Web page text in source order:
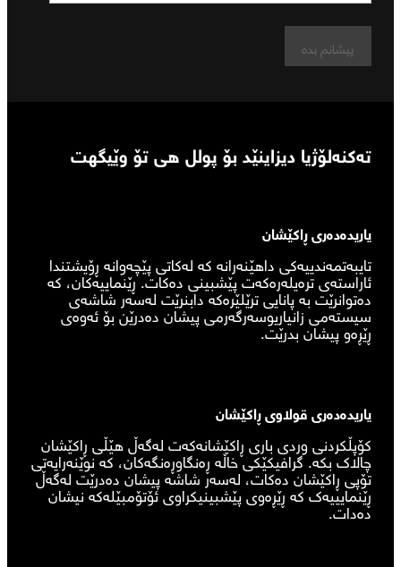
پیشانم بدە
تەکنەلۆژیا ديزاينێد بۆ پولل هی تۆ وێیگهت
‌یاریدەدەری ڕاکێشان
تایبەتمەندییەکی داهێنەرانە کە لەکاتی پێچەوانە ڕۆیشتندا
ئاراستەی ترەیلەرەکەت پێشبینی دەکات. ڕێنماییەکان، کە
دەتوانرێت بە پانایی ترێلێرەکە دابنرێت لەسەر شاشەی
سیستەمی زانیاریوسەرگەرمی پیشان دەدرێن بۆ ئەوەی
ڕێڕەو پیشان بدرێت.
یاریدەدەری قولاوی ڕاکێشان
کۆپڵکردنی وردی باری ڕاکێشانەکەت لەگەڵ هێڵی ڕاکێشان
چالاک بکە. گرافیکێکی خاڵە ڕەنگاوڕەنگەکان، کە نوێنەرایەتی
تۆپی ڕاکێشان دەکات، لەسەر شاشە پیشان دەدرێت لەگەڵ
ڕێنمایییەک کە ڕێڕەوی پێشبینیکراوی ئۆتۆمبێلەکە نیشان
دەدات.